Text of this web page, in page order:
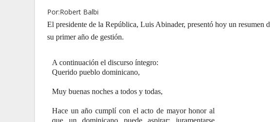
Por:Robert Balbi
El presidente de la República, Luis Abinader, presentó hoy un resumen
su primer año de gestión.
A continuación el discurso íntegro:
Querido pueblo dominicano,
Muy buenas noches a todos y todas,
Hace un año cumplí con el acto de mayor honor al
que un dominicano puede aspirar; juramentarse